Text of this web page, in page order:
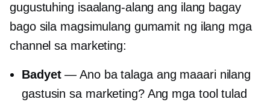
gugustuhing isaalang-alang ang ilang bagay
bago sila magsimulang gumamit ng ilang mga
channel sa marketing:
Badyet— Ano ba talaga ang maaari nilang
gastusin sa marketing? Ang mga tool tulad